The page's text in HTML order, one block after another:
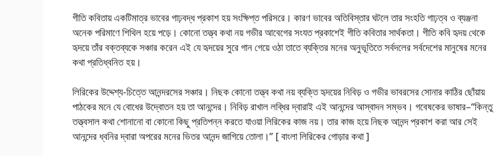
গীতি কবিতায় একটিমাত্র ভাবের গাঢ়বদ্ধ প্রকাশ হয় সংক্ষিপ্ত পরিসরে। কারণ ভাবের অতিবিস্তার ঘটলে তার সংহতি গাঢ়ত্ব ও ব্যঞ্জনা
অনেক পরিমাণে শিথিল হয়ে পড়ে। কোনো তত্ত্ব কথা নয় গভীর আবেগের সংযত প্রকাশেই গীতি কবিতার সার্থকতা। গীতি কবি হৃদয় থেকে
হৃদয়ে তাঁর বক্তব্যকে সঞ্চার করেন এই যে হৃদয়ের সুরে গান গেয়ে ওঠা তাতে ব্যক্তির মনের অনুভূতিতে সর্বদলের সর্বদেশের মানুষের মনের
কথা প্রতিধ্বনিত হয়।
লিরিকের উদ্দেশ্য-চিত্তে আনন্দরসের সঞ্চার। নিছক কোনো তত্ত্ব কথা নয় ব্যক্তি হৃদয়ের নিবিড় ও গভীর ভাবরসের সোনার কাঠির ছোঁয়ায়
পাঠকের মনে যে বোধের উদ্বোতন হয় তা আনন্দের। নিবিড় রাখাল লব্ধির দ্বারাই এই আনন্দের আস্বাদন সম্ভব। গবেষকের ভাষার–“কিন্তু
তত্ত্বসাল কথা শোনানো বা কোনো কিছু প্রতিপন্ন করতে যাওয়া লিরিকের কাজ নয়। তার কাজ হয়ে নিছক আনন্দ প্রকাশ করা আর সেই
আনন্দের ধ্বনির দ্বারা অপরের মনের ভিতর আনন্দ জাগিয়ে তোলা।” [ বাংলা লিরিকের গোড়ার কথা ]